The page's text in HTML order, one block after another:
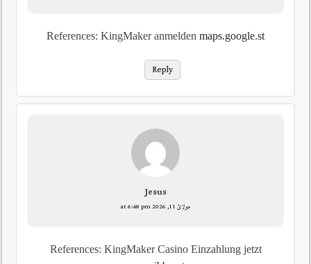
References: KingMaker anmelden maps.google.st
Reply
Jesus
جولائ 11, 2026 at 6:48 pm
References: KingMaker Casino Einzahlung jetzt